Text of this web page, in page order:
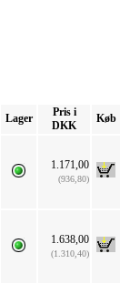
Lager
Pris i
DKK
Køb
1.171,00
(936,80)
1.638,00
(1.310,40)